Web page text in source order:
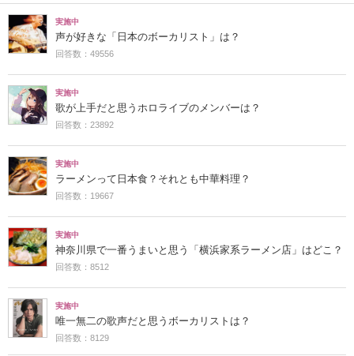
実施中
声が好きな「日本のボーカリスト」は？
回答数：49556
実施中
歌が上手だと思うホロライブのメンバーは？
回答数：23892
実施中
ラーメンって日本食？それとも中華料理？
回答数：19667
実施中
神奈川県で一番うまいと思う「横浜家系ラーメン店」はどこ？
回答数：8512
実施中
唯一無二の歌声だと思うボーカリストは？
回答数：8129